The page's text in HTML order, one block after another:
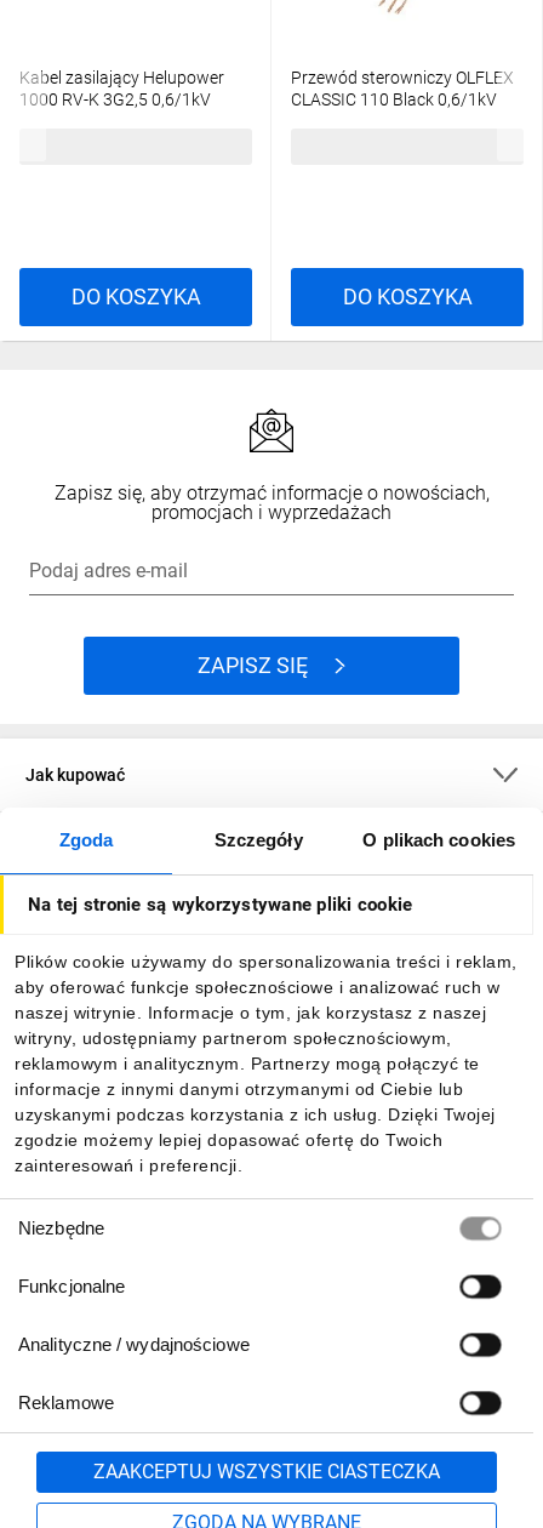
Zgoda Szczegóły O plikach cookies
Na tej stronie są wykorzystywane pliki cookie
Plików cookie używamy do spersonalizowania treści i reklam,
aby oferować funkcje społecznościowe i analizować ruch w
naszej witrynie. Informacje o tym, jak korzystasz z naszej
witryny, udostępniamy partnerom społecznościowym,
reklamowym i analitycznym. Partnerzy mogą połączyć te
informacje z innymi danymi otrzymanymi od Ciebie lub
uzyskanymi podczas korzystania z ich usług. Dzięki Twojej
zgodzie możemy lepiej dopasować ofertę do Twoich
zainteresowań i preferencji.
zgody
Niezbędne
Funkcjonalne
Analityczne / wydajnościowe
Reklamowe
ZAAKCEPTUJ WSZYSTKIE CIASTECZKA
ZGODA NA WYBRANE
Kabel zasilający Helupower
1000 RV-K 3G2,5 0,6/1kV
DO KOSZYKA
Przewód sterowniczy OLFLEX
CLASSIC 110 Black 0,6/1kV
DO KOSZYKA
Zapisz się, aby otrzymać informacje o nowościach,
promocjach i wyprzedażach
Podaj adres e-mail
ZAPISZ SIĘ
Jak kupować
O firmie
Informacje
Pobierz naszą aplikację mobilną:
801 500 700 lub
71 37 61 600
Formularz kontaktowy